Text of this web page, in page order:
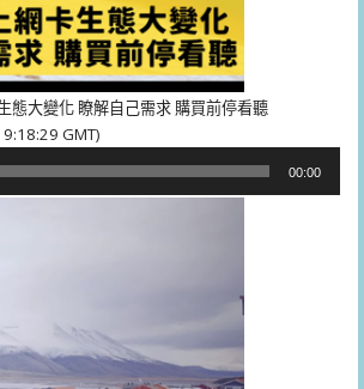
態大變化 瞭解自己需求 購買前停看聽
GMT)
00:00